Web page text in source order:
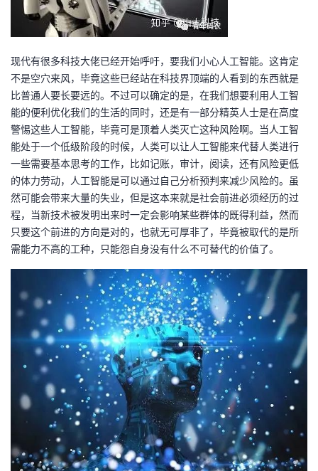
动
关
注
的
开
发
者
学
堂
我
的
课
程
我
的
认
证
我
的
实
我
的
我
的
Programs
我
的
支
持
我
的
技
术
支
持
我
的
云
声
建
现代有很多科技大佬已经开始呼吁，要我们小心人工智能。这肯定
不是空穴来风，毕竟这些已经站在科技界顶端的人看到的东西就是
比普通人要长要远的。不过可以确定的是，在我们想要利用人工智
能的便利优化我们的生活的同时，还是有一部分精英人士是在高度
警惕这些人工智能，毕竟可是顶着人类灭亡这种风险啊。当人工智
能处于一个低级阶段的时候，人类可以让人工智能来代替人类进行
一些需要基本思考的工作，比如记账，审计，阅读，还有风险更低
的体力劳动，人工智能是可以通过自己分析预判来减少风险的。虽
然可能会带来大量的失业，但是这本来就是社会前进必须经历的过
程，当新技术被发明出来时一定会影响某些群体的既得利益，然而
只要这个前进的方向是对的，也就无可厚非了，毕竟被取代的是所
需能力不高的工种，只能怨自身没有什么不可替代的价值了。